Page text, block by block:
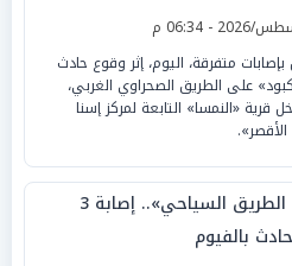
بإصابات متفرقة، اليوم، إثر وقوع حادث
على الطريق الصحراوي الغربي،
قرية «النمسا» التابعة لمركز إسنا
«تصادم على الطريق السياحي».. إصابة 3
بالفيوم